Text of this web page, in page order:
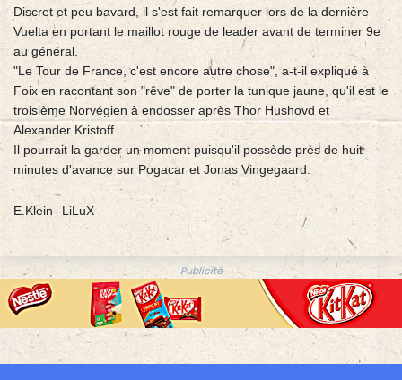
Discret et peu bavard, il s'est fait remarquer lors de la dernière
Vuelta en portant le maillot rouge de leader avant de terminer 9e
au général.
"Le Tour de France, c'est encore autre chose", a-t-il expliqué à
Foix en racontant son "rêve" de porter la tunique jaune, qu'il est le
troisième Norvégien à endosser après Thor Hushovd et
Alexander Kristoff.
Il pourrait la garder un moment puisqu'il possède près de huit
minutes d'avance sur Pogacar et Jonas Vingegaard.
E.Klein--LiLuX
Publicité